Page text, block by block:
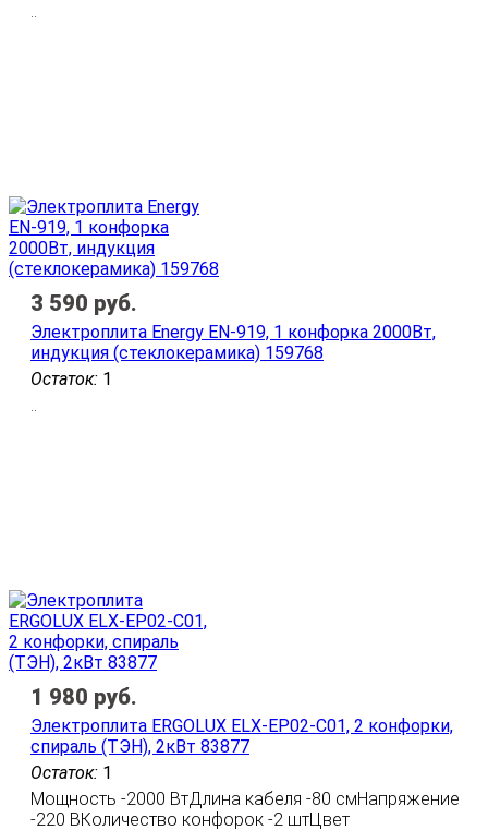
..
Остаток: 1
Электроплита Energy EN-919, 1 конфорка 2000Вт,
индукция (стеклокерамика) 159768
..
3 590 руб.
Остаток: 1
Электроплита ERGOLUX ELX-EP02-C01, 2 конфорки,
спираль (ТЭН), 2кВт 83877
Мощность -2000 ВтДлина кабеля -80 смНапряжение
-220 ВКоличество конфорок -2 штЦвет
1 980 руб.